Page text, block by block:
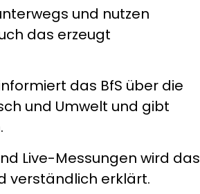
und nutzen
das erzeugt
das BfS über die
und Umwelt und gibt
Live-Messungen wird das
verständlich erklärt.